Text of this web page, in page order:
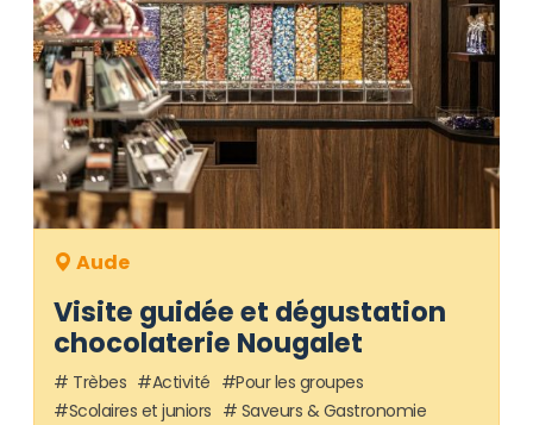
Visite guidée et dégustation
chocolaterie Nougalet
Aude
Trèbes Activité
Pour les groupes
Scolaires et juniors
Saveurs & Gastronomie